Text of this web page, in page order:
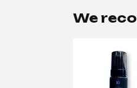
We